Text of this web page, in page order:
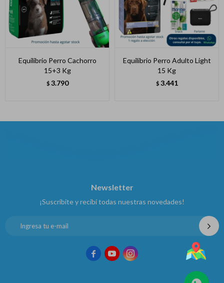
Equilibrio Perro Cachorro
15+3 Kg
$ 3.790
Equilibrio Perro Adulto Light
15 Kg
$ 3.441
Newsletter
¡Suscribite y recibí todas nuestras novedades!
  